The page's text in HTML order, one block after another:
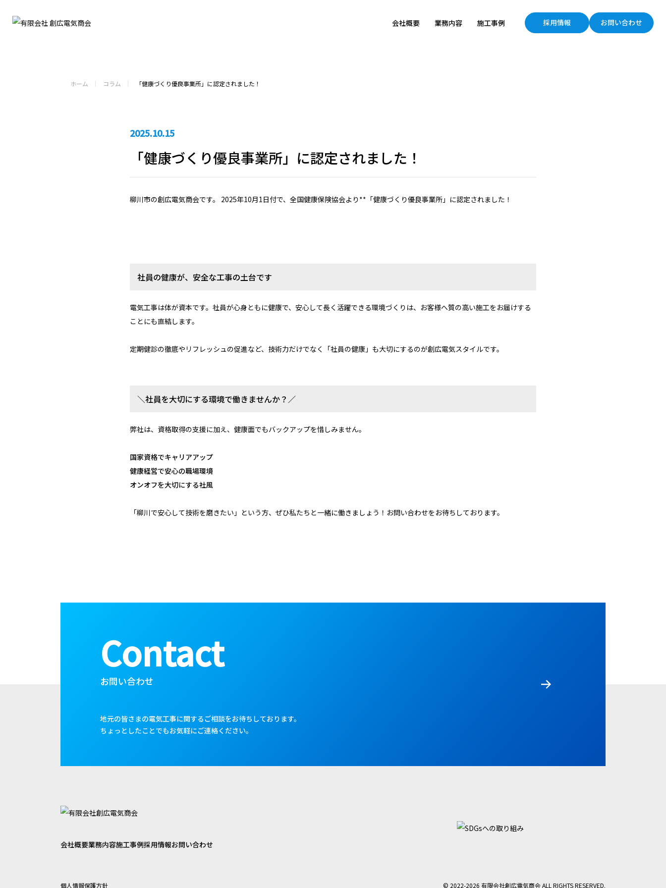
会社概要 業務内容 施工事例 採用情報 お問い合わせ
ホーム コラム 「健康づくり優良事業所」に認定されました！
2025.10.15
「健康づくり優良事業所」に認定されました！
柳川市の創広電気商会です。 2025年10月1日付で、全国健康保険協会より**「健康づくり優良事業所」に認定されました！
社員の健康が、安全な工事の土台です
電気工事は体が資本です。社員が心身ともに健康で、安心して長く活躍できる環境づくりは、お客様へ質の高い施工をお届けする
ことにも直結します。
定期健診の徹底やリフレッシュの促進など、技術力だけでなく「社員の健康」も大切にするのが創広電気スタイルです。
＼社員を大切にする環境で働きませんか？／
弊社は、資格取得の支援に加え、健康面でもバックアップを惜しみません。
国家資格でキャリアアップ
健康経営で安心の職場環境
オンオフを大切にする社風
「柳川で安心して技術を磨きたい」という方、ぜひ私たちと一緒に働きましょう！お問い合わせをお待ちしております。
Contact
お問い合わせ
地元の皆さまの電気工事に関するご相談をお待ちしております。
ちょっとしたことでもお気軽にご連絡ください。
会社概要業務内容施工事例採用情報お問い合わせ
個人情報保護方針 ©️ 2022-2026 有限会社創広電気商会 ALL RIGHTS RESERVED.